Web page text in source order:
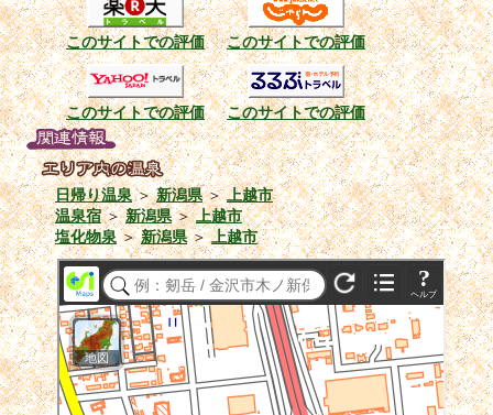
このサイトでの評価 このサイトでの評価
このサイトでの評価 このサイトでの評価
日帰り温泉＞新潟県＞上越市
温泉宿＞新潟県＞上越市
塩化物泉＞新潟県＞上越市